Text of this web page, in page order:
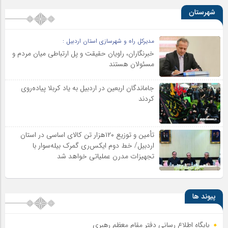
شهرستان
مدیرکل راه و شهرسازی استان اردبیل :
خبرنگاران، راویان حقیقت و پل ارتباطی میان مردم و
مسئولان هستند
جاماندگان اربعین در اردبیل به یاد کربلا پیاده‌روی
کردند
تأمین و توزیع ۱۲۰هزار تن کالای اساسی در استان
اردبیل/ خط دوم ایکس‌ری گمرک بیله‌سوار با
تجهیزات مدرن عملیاتی خواهد شد
پیوند ها
پایگاه اطلاع رسانی دفتر مقام معظم رهبری